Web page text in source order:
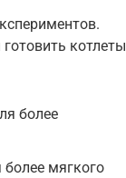
котлеты
более
мягкого